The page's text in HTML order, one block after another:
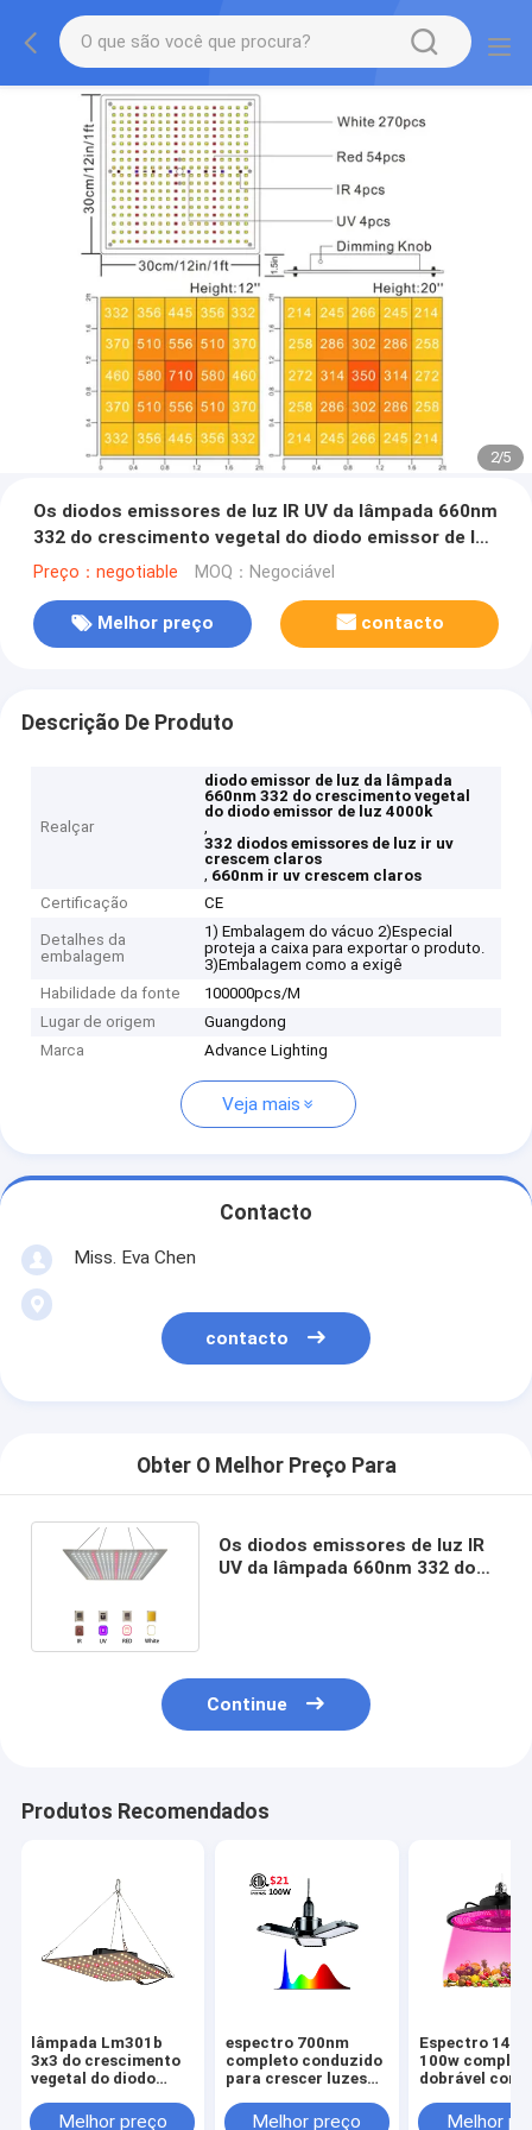
2/5
Os diodos emissores de luz IR UV da lâmpada 660nm
332 do crescimento vegetal do diodo emissor de luz
4000k crescem claros
Preço：negotiable MOQ：Negociável
Melhor preço contacto
Descrição De Produto
Realçar
diodo emissor de luz da lâmpada
660nm 332 do crescimento vegetal
do diodo emissor de luz 4000k
,
332 diodos emissores de luz ir uv
crescem claros
, 660nm ir uv crescem claros
Certificação
CE
Detalhes da
embalagem
1) Embalagem do vácuo 2)Especial
proteja a caixa para exportar o produto.
3)Embalagem como a exigê
Habilidade da fonte
100000pcs/M
Lugar de origem
Guangdong
Marca
Advance Lighting
Veja mais
Contacto
Miss. Eva Chen
contacto
Obter O Melhor Preço Para
Os diodos emissores de luz IR
UV da lâmpada 660nm 332 do
Continue
Produtos Recomendados
lâmpada Lm301b
3x3 do crescimento
vegetal do diodo
conduzida para
Melhor preço
espectro 700nm
completo conduzido
para crescer luzes
internas Ip44
Melhor preço
Espectro
100w
dobrável
com 288leds
Melhor